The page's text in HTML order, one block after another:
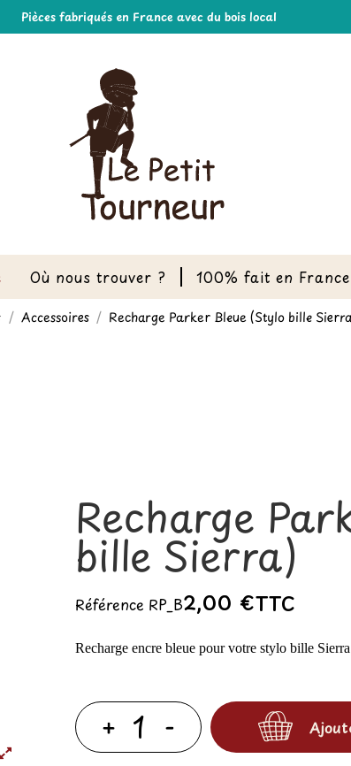
Pièces fabriqués en France avec du bois local
Où nous trouver ? 100% fait en France
Accessoires Recharge Parker Bleue (Stylo bille
Recharge
bille Sierra)
Référence RP_B2,00 €TTC
Recharge encre bleue pour votre stylo bille